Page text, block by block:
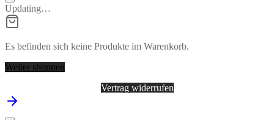
Updating…
Es befinden sich keine Produkte im Warenkorb.
Weiter shoppen
Vertrag widerrufen